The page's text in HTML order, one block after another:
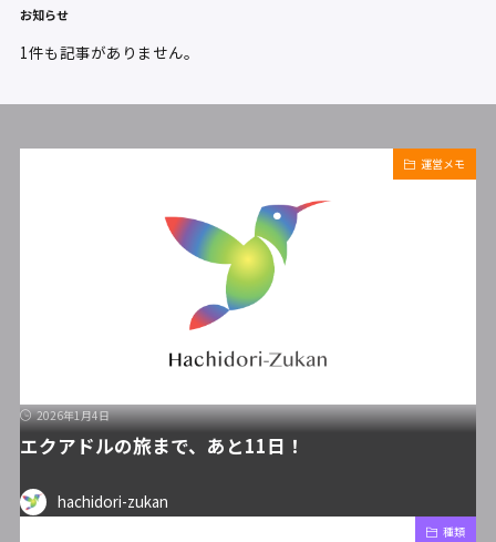
お知らせ
1件も記事がありません。
運営メモ
2026年1月4日
エクアドルの旅まで、あと11日！
hachidori-zukan
種類